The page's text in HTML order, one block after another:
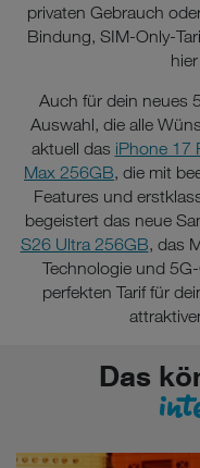
privaten Gebrauch
Bindung, SIM-Only-
Auch für dein neues
Auswahl, die alle
aktuell das iPhone 17
Max 256GB, die mit
Features und
begeistert das neue
S26 Ultra 256GB, das
Technologie und
perfekten Tarif für
Das